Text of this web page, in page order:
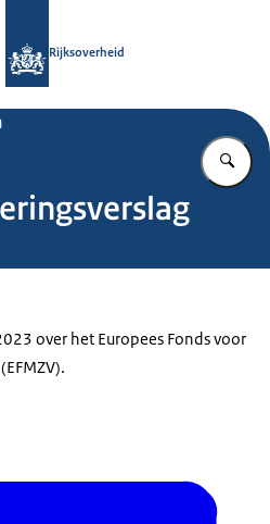
Rijksoverheid
over het Europees Fonds voor